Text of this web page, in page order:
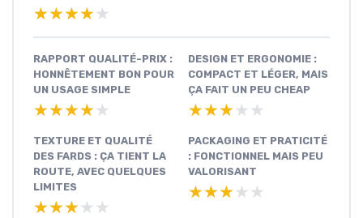
★★★★★
★★★★★
RAPPORT QUALITÉ-PRIX :
HONNÊTEMENT BON POUR
UN USAGE SIMPLE
★★★★★
★★★★★
DESIGN ET ERGONOMIE :
COMPACT ET LÉGER, MAIS
ÇA FAIT UN PEU CHEAP
★★★★★
★★★★★
TEXTURE ET QUALITÉ
DES FARDS : ÇA TIENT LA
ROUTE, AVEC QUELQUES
LIMITES
★★★★★
★★★★★
PACKAGING ET PRATICITÉ
: FONCTIONNEL MAIS PEU
VALORISANT
★★★★★
★★★★★